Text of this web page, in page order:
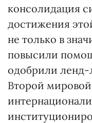
консолидация
достижения
не только в
повысили
одобрили ленд-
Второй